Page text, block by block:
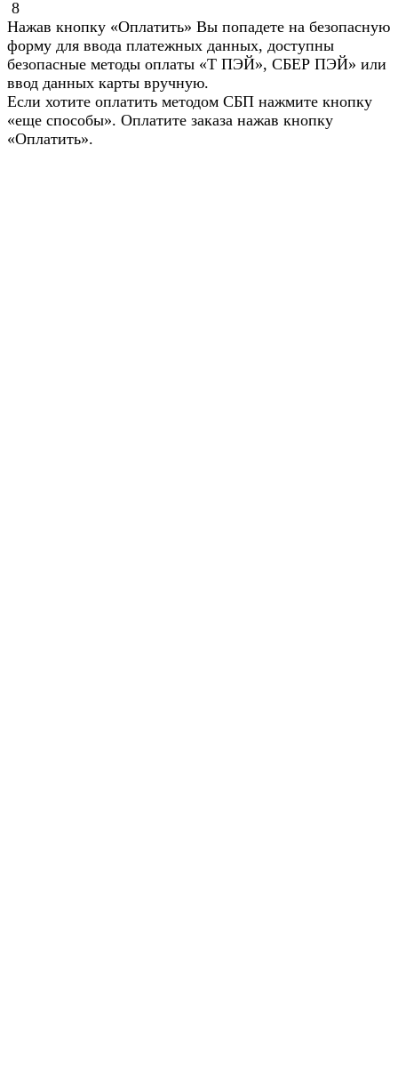
8
Нажав кнопку «Оплатить» Вы попадете на безопасную
форму для ввода платежных данных, доступны
безопасные методы оплаты «Т ПЭЙ», СБЕР ПЭЙ» или
ввод данных карты вручную.
Если хотите оплатить методом СБП нажмите кнопку
«еще способы». Оплатите заказа нажав кнопку
«Оплатить».